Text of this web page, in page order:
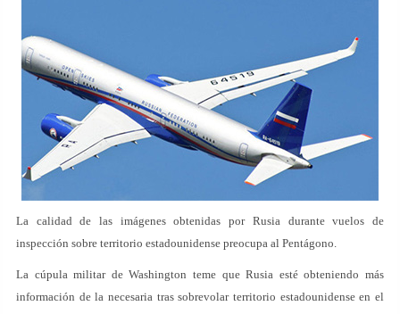
La calidad de las imágenes obtenidas por Rusia durante vuelos de
inspección sobre territorio estadounidense preocupa al Pentágono.
La cúpula militar de Washington teme que Rusia esté obteniendo más
información de la necesaria tras sobrevolar territorio estadounidense en el